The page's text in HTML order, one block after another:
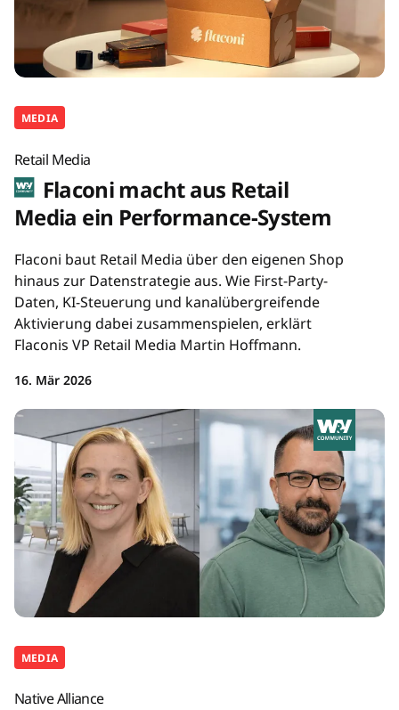
MEDIA
Retail Media
Flaconi macht aus Retail
Media ein Performance-System
Flaconi baut Retail Media über den eigenen Shop
hinaus zur Datenstrategie aus. Wie First-Party-
Daten, KI-Steuerung und kanalübergreifende
Aktivierung dabei zusammenspielen, erklärt
Flaconis VP Retail Media Martin Hoffmann.
16. Mär 2026
MEDIA
Native Alliance